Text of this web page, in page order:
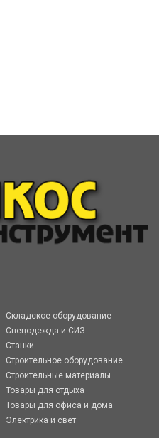
Складское оборудование
Спецодежда и СИЗ
Станки
Строительное оборудование
Строительные материалы
Товары для отдыха
Товары для офиса и дома
Электрика и свет